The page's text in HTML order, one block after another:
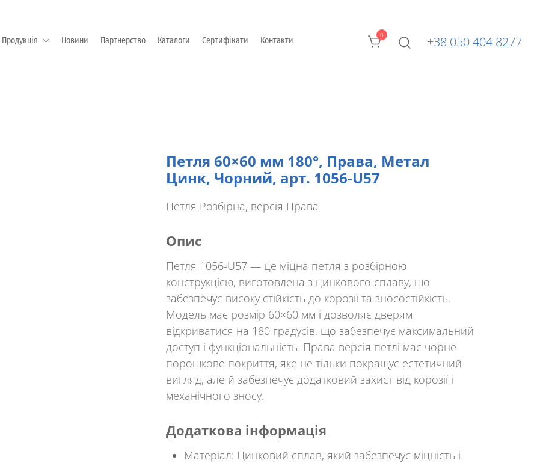
Продукція Новини Партнерство Каталоги Сертифікати Контакти
0 +38 050 404 8277
Петля 60×60 мм 180°, Права, Метал
Цинк, Чорний, арт. 1056-U57
Петля Розбірна, версія Права
Опис
Петля 1056-U57 — це міцна петля з розбірною
конструкцією, виготовлена з цинкового сплаву, що
забезпечує високу стійкість до корозії та зносостійкість.
Модель має розмір 60×60 мм і дозволяє дверям
відкриватися на 180 градусів, що забезпечує максимальний
доступ і функціональність. Права версія петлі має чорне
порошкове покриття, яке не тільки покращує естетичний
вигляд, але й забезпечує додатковий захист від корозії і
механічного зносу.
Додаткова інформація
Матеріал: Цинковий сплав, який забезпечує міцність і